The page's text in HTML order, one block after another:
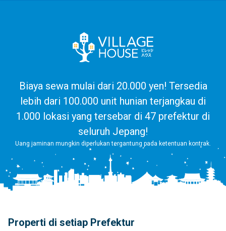
Biaya sewa mulai dari 20.000 yen! Tersedia
lebih dari 100.000 unit hunian terjangkau di
1.000 lokasi yang tersebar di 47 prefektur di
seluruh Jepang!
Uang jaminan mungkin diperlukan tergantung pada ketentuan kontrak.
Properti di setiap Prefektur